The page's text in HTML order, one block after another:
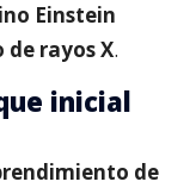
Einstein
rayos X.
inicial
de